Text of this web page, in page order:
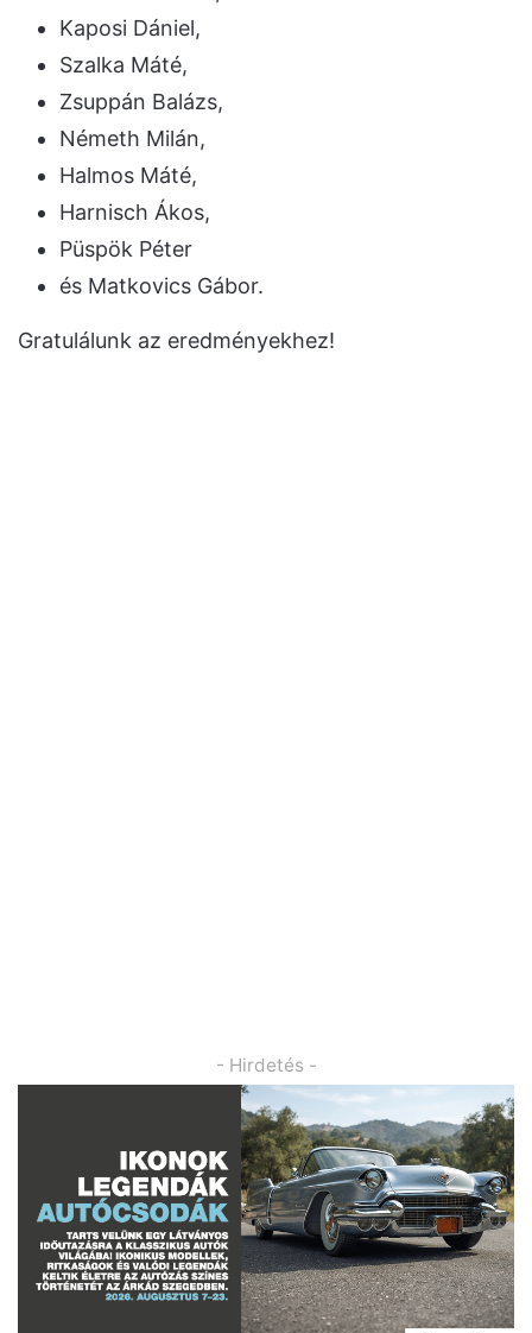
Kaposi Dániel,
Szalka Máté,
Zsuppán Balázs,
Németh Milán,
Halmos Máté,
Harnisch Ákos,
Püspök Péter
és Matkovics Gábor.
Gratulálunk az eredményekhez!
- Hirdetés -